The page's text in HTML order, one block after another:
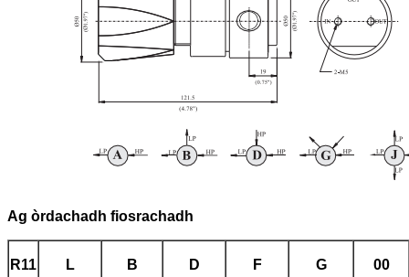
Ag òrdachadh fiosrachadh
R11 L B D F G 00